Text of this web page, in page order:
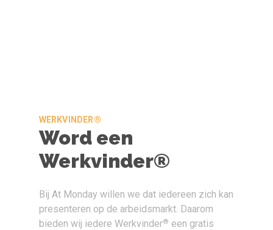
WERKVINDER®
Word een
Werkvinder®
Bij At Monday willen we dat iedereen zich kan
presenteren op de arbeidsmarkt. Daarom
bieden wij iedere Werkvinder® een gratis